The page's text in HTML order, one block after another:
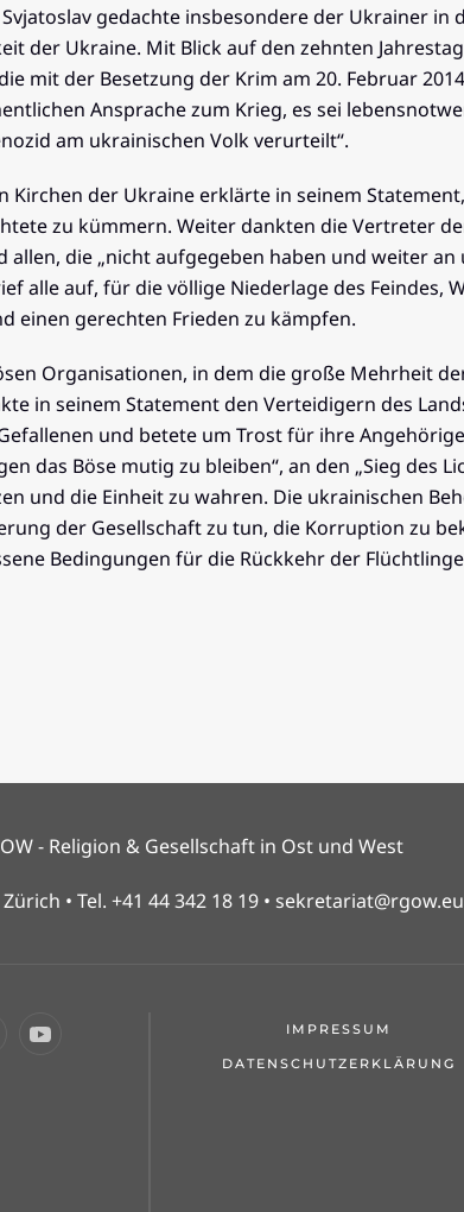
gedachte insbesondere der Ukrainer in
der Ukraine. Mit Blick auf den zehnten
mit der Besetzung der Krim am 20. Februar
Ansprache zum Krieg, es sei
am ukrainischen Volk verurteilt“.
Kirchen der Ukraine erklärte in seinem
zu kümmern. Weiter dankten die Vertreter
die „nicht aufgegeben haben und weiter an
alle auf, für die völlige Niederlage des Feindes,
einen gerechten Frieden zu kämpfen.
Organisationen, in dem die große Mehrheit
in seinem Statement den Verteidigern des
und betete um Trost für ihre
das Böse mutig zu bleiben“, an den „Sieg des
und die Einheit zu wahren. Die ukrainischen
der Gesellschaft zu tun, die Korruption zu
Bedingungen für die Rückkehr der
- Religion & Gesellschaft in Ost und West
• Tel. +41 44 342 18 19 • sekretariat@rgow.eu
IMPRESSUM
DATENSCHUTZERKLÄRUNG